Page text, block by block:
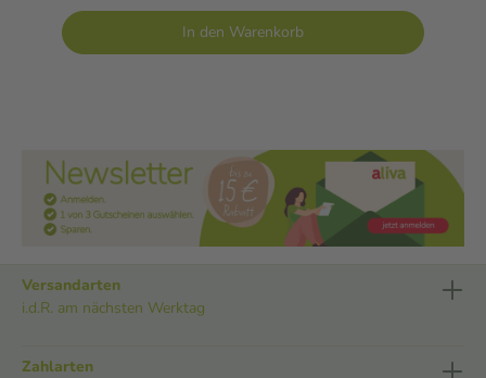
In den Warenkorb
Versandarten
i.d.R. am nächsten Werktag
Zahlarten